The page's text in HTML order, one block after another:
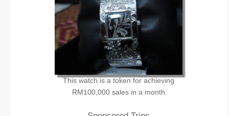
This watch is a token for achieving
RM100,000 sales in a month